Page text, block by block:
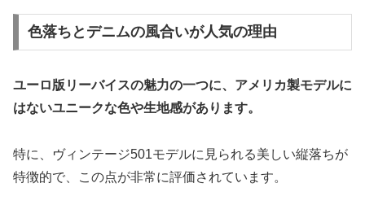
色落ちとデニムの風合いが人気の理由
ユーロ版リーバイスの魅力の一つに、アメリカ製モデルに
はないユニークな色や生地感があります。
特に、ヴィンテージ501モデルに見られる美しい縦落ちが
特徴的で、この点が非常に評価されています。